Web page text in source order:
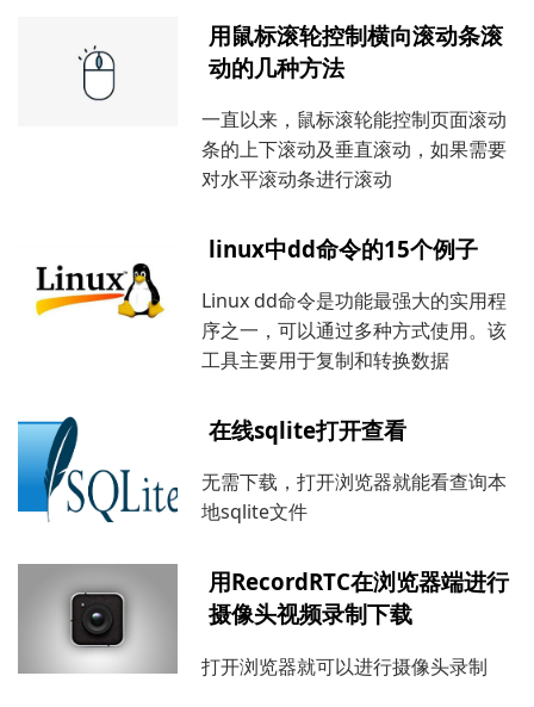
用鼠标滚轮控制横向滚动条滚
动的几种方法
一直以来，鼠标滚轮能控制页面滚动
条的上下滚动及垂直滚动，如果需要
对水平滚动条进行滚动
linux中dd命令的15个例子
Linux dd命令是功能最强大的实用程
序之一，可以通过多种方式使用。该
工具主要用于复制和转换数据
在线sqlite打开查看
无需下载，打开浏览器就能看查询本
地sqlite文件
用RecordRTC在浏览器端进行
摄像头视频录制下载
打开浏览器就可以进行摄像头录制